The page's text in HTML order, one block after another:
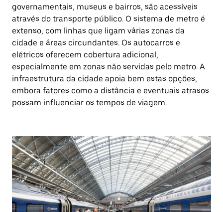
governamentais, museus e bairros, são acessíveis
através do transporte público. O sistema de metro é
extenso, com linhas que ligam várias zonas da
cidade e áreas circundantes. Os autocarros e
elétricos oferecem cobertura adicional,
especialmente em zonas não servidas pelo metro. A
infraestrutura da cidade apoia bem estas opções,
embora fatores como a distância e eventuais atrasos
possam influenciar os tempos de viagem.